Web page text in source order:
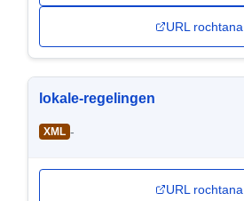
URL rochtana
lokale-regelingen
XML -
URL rochtana